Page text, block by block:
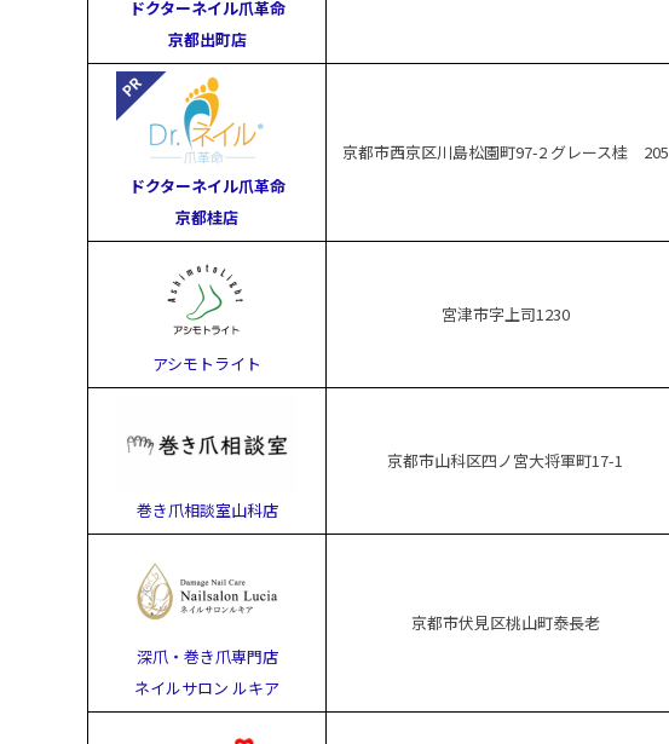
ドクターネイル爪革命
京都出町店
ドクターネイル爪革命
京都桂店
京都市西京区川島松園町97-2 グレース桂 205
アシモトライト
宮津市字上司1230
巻き爪相談室山科店
京都市山科区四ノ宮大将軍町17-1
深爪・巻き爪専門店
ネイルサロン ルキア
京都市伏見区桃山町泰長老